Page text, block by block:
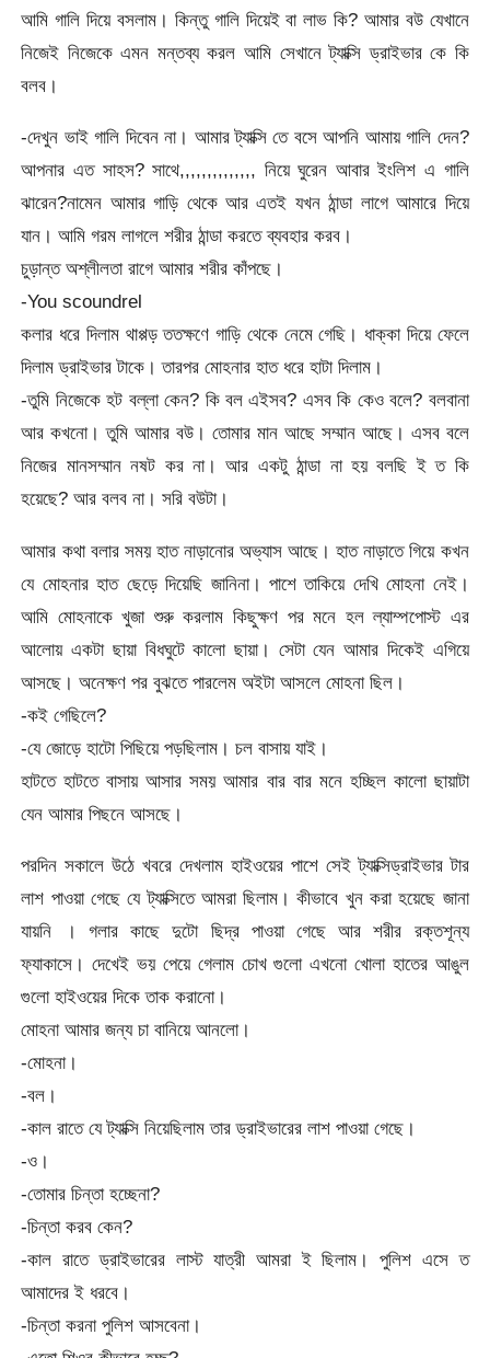
আমি গালি দিয়ে বসলাম। কিন্তু গালি দিয়েই বা লাভ কি? আমার বউ যেখানে
নিজেই নিজেকে এমন মন্তব্য করল আমি সেখানে ট্যাক্সি ড্রাইভার কে কি
বলব।
-দেখুন ভাই গালি দিবেন না। আমার ট্যাক্সি তে বসে আপনি আমায় গালি দেন?
আপনার এত সাহস? সাথে,,,,,,,,,,,,,, নিয়ে ঘুরেন আবার ইংলিশ এ গালি
ঝারেন?নামেন আমার গাড়ি থেকে আর এতই যখন ঠান্ডা লাগে আমারে দিয়ে
যান। আমি গরম লাগলে শরীর ঠান্ডা করতে ব্যবহার করব।
চুড়ান্ত অশ্লীলতা রাগে আমার শরীর কাঁপছে।
-You scoundrel
কলার ধরে দিলাম থাপ্পড় ততক্ষণে গাড়ি থেকে নেমে গেছি। ধাক্কা দিয়ে ফেলে
দিলাম ড্রাইভার টাকে। তারপর মোহনার হাত ধরে হাটা দিলাম।
-তুমি নিজেকে হট বল্লা কেন? কি বল এইসব? এসব কি কেও বলে? বলবানা
আর কখনো। তুমি আমার বউ। তোমার মান আছে সম্মান আছে। এসব বলে
নিজের মানসম্মান নষট কর না। আর একটু ঠান্ডা না হয় বলছি ই ত কি
হয়েছে? আর বলব না। সরি বউটা।
আমার কথা বলার সময় হাত নাড়ানোর অভ্যাস আছে। হাত নাড়াতে গিয়ে কখন
যে মোহনার হাত ছেড়ে দিয়েছি জানিনা। পাশে তাকিয়ে দেখি মোহনা নেই।
আমি মোহনাকে খুজা শুরু করলাম কিছুক্ষণ পর মনে হল ল্যাম্পপোস্ট এর
আলোয় একটা ছায়া বিধঘুটে কালো ছায়া। সেটা যেন আমার দিকেই এগিয়ে
আসছে। অনেক্ষণ পর বুঝতে পারলেম অইটা আসলে মোহনা ছিল।
-কই গেছিলে?
-যে জোড়ে হাটো পিছিয়ে পড়ছিলাম। চল বাসায় যাই।
হাটতে হাটতে বাসায় আসার সময় আমার বার বার মনে হচ্ছিল কালো ছায়াটা
যেন আমার পিছনে আসছে।
পরদিন সকালে উঠে খবরে দেখলাম হাইওয়ের পাশে সেই ট্যাক্সিড্রাইভার টার
লাশ পাওয়া গেছে যে ট্যাক্সিতে আমরা ছিলাম। কীভাবে খুন করা হয়েছে জানা
যায়নি । গলার কাছে দুটো ছিদ্র পাওয়া গেছে আর শরীর রক্তশূন্য
ফ্যাকাসে। দেখেই ভয় পেয়ে গেলাম চোখ গুলো এখনো খোলা হাতের আঙুল
গুলো হাইওয়ের দিকে তাক করানো।
মোহনা আমার জন্য চা বানিয়ে আনলো।
-মোহনা।
-বল।
-কাল রাতে যে ট্যাক্সি নিয়েছিলাম তার ড্রাইভারের লাশ পাওয়া গেছে।
-ও।
-তোমার চিন্তা হচ্ছেনা?
-চিন্তা করব কেন?
-কাল রাতে ড্রাইভারের লাস্ট যাত্রী আমরা ই ছিলাম। পুলিশ এসে ত
আমাদের ই ধরবে।
-চিন্তা করনা পুলিশ আসবেনা।